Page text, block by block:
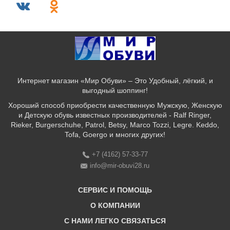
Интернет магазин «Мир Обуви» – Это Удобный, лёгкий, и
выгодный шоппинг!
Хороший способ приобрести качественную Мужскую, Женскую
и Детскую обувь известных производителей - Ralf Ringer,
Rieker, Burgerschuhe, Patrol, Betsy, Marco Tozzi, Legre. Keddo,
Tofa, Goergo и многих других!
+7 (4162) 57-33-77
info@mir-obuvi28.ru
СЕРВИС И ПОМОЩЬ
Бонусная программа
О КОМПАНИИ
C НАМИ ЛЕГКО СВЯЗАТЬСЯ